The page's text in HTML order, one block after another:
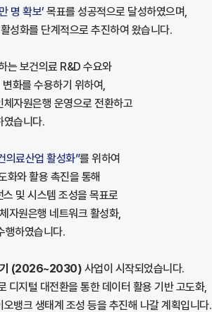
명 확보’ 목표를 성공적으로 달성하였으며,
성화를 단계적으로 추진하여 왔습니다.
는 보건의료 R&D 수요와
화를 수용하기 위하여,
자원은행 운영으로 전환하고
였습니다.
의료산업 활성화”를 위하여
화와 활용 촉진을 통해
및 시스템 조성을 목표로
자원은행 네트워크 활성화,
행하였습니다.
(2026~2030) 사업이 시작되었습니다.
디지털 대전환을 통한 데이터 활용 기반 고도화,
뱅크 생태계 조성 등을 추진해 나갈 계획입니다.